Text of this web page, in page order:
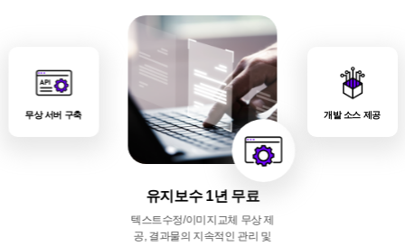
유지보수 1년 무료
개발 소스 제공
디자인 원본, 개발 소스, 데이터
베이스 등개발 관련 모든 데이터
문자(SMS) 연동